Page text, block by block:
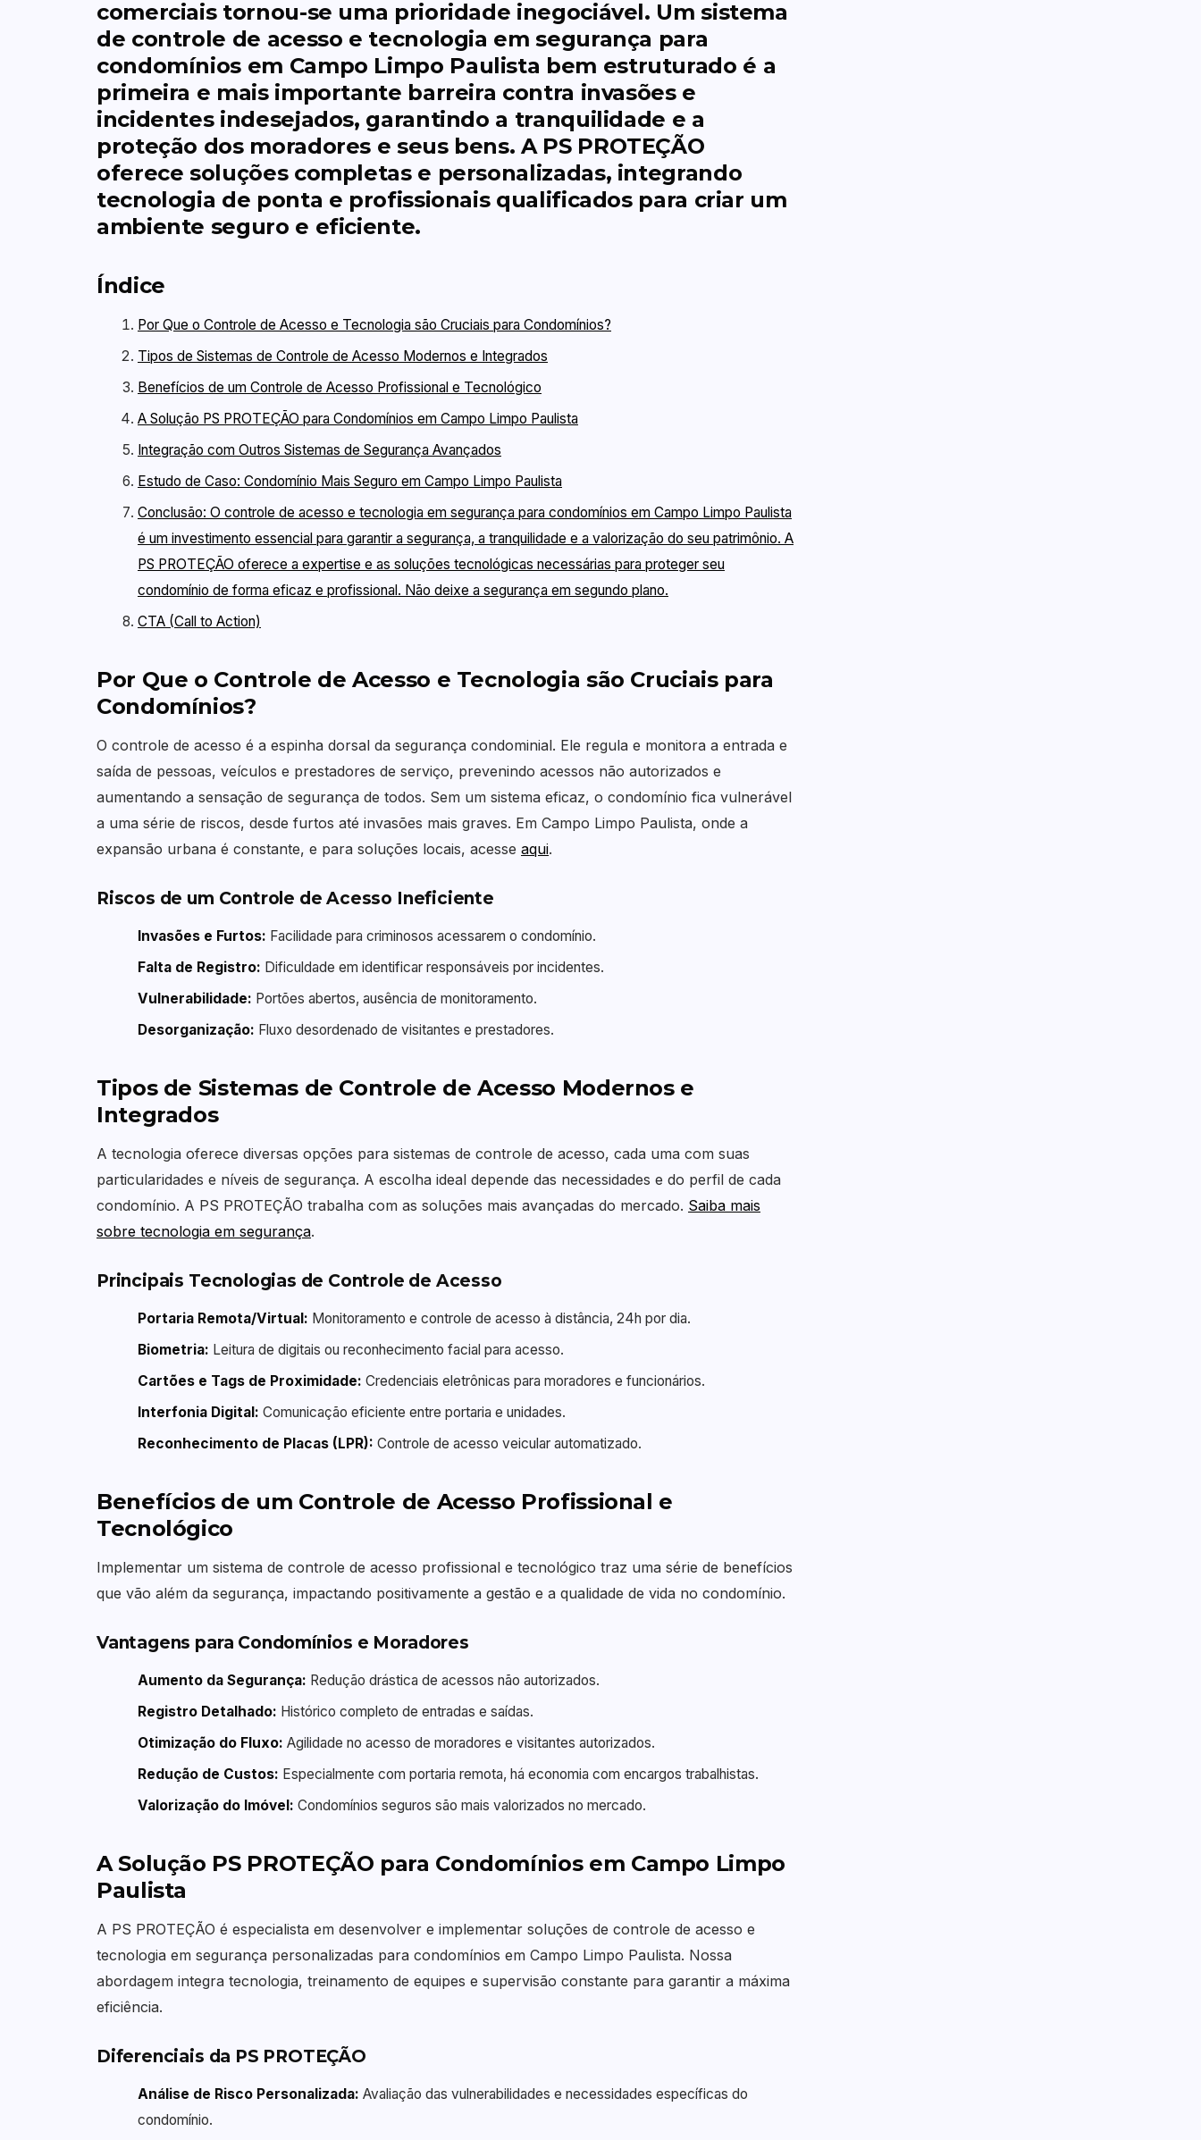
comerciais tornou-se uma prioridade inegociável. Um sistema
de controle de acesso e tecnologia em segurança para
condomínios em Campo Limpo Paulista bem estruturado é a
primeira e mais importante barreira contra invasões e
incidentes indesejados, garantindo a tranquilidade e a
proteção dos moradores e seus bens. A PS PROTEÇÃO
oferece soluções completas e personalizadas, integrando
tecnologia de ponta e profissionais qualificados para criar um
ambiente seguro e eficiente.
Índice
Por Que o Controle de Acesso e Tecnologia são Cruciais para Condomínios?
Tipos de Sistemas de Controle de Acesso Modernos e Integrados
Benefícios de um Controle de Acesso Profissional e Tecnológico
A Solução PS PROTEÇÃO para Condomínios em Campo Limpo Paulista
Integração com Outros Sistemas de Segurança Avançados
Estudo de Caso: Condomínio Mais Seguro em Campo Limpo Paulista
Conclusão: O controle de acesso e tecnologia em segurança para condomínios em Campo Limpo Paulista
é um investimento essencial para garantir a segurança, a tranquilidade e a valorização do seu patrimônio. A
PS PROTEÇÃO oferece a expertise e as soluções tecnológicas necessárias para proteger seu
condomínio de forma eficaz e profissional. Não deixe a segurança em segundo plano.
CTA (Call to Action)
Por Que o Controle de Acesso e Tecnologia são Cruciais para
Condomínios?
O controle de acesso é a espinha dorsal da segurança condominial. Ele regula e monitora a entrada e
saída de pessoas, veículos e prestadores de serviço, prevenindo acessos não autorizados e
aumentando a sensação de segurança de todos. Sem um sistema eficaz, o condomínio fica vulnerável
a uma série de riscos, desde furtos até invasões mais graves. Em Campo Limpo Paulista, onde a
expansão urbana é constante, e para soluções locais, acesse aqui.
Riscos de um Controle de Acesso Ineficiente
Invasões e Furtos: Facilidade para criminosos acessarem o condomínio.
Falta de Registro: Dificuldade em identificar responsáveis por incidentes.
Vulnerabilidade: Portões abertos, ausência de monitoramento.
Desorganização: Fluxo desordenado de visitantes e prestadores.
Tipos de Sistemas de Controle de Acesso Modernos e
Integrados
A tecnologia oferece diversas opções para sistemas de controle de acesso, cada uma com suas
particularidades e níveis de segurança. A escolha ideal depende das necessidades e do perfil de cada
condomínio. A PS PROTEÇÃO trabalha com as soluções mais avançadas do mercado. Saiba mais
sobre tecnologia em segurança.
Principais Tecnologias de Controle de Acesso
Portaria Remota/Virtual: Monitoramento e controle de acesso à distância, 24h por dia.
Biometria: Leitura de digitais ou reconhecimento facial para acesso.
Cartões e Tags de Proximidade: Credenciais eletrônicas para moradores e funcionários.
Interfonia Digital: Comunicação eficiente entre portaria e unidades.
Reconhecimento de Placas (LPR): Controle de acesso veicular automatizado.
Benefícios de um Controle de Acesso Profissional e
Tecnológico
Implementar um sistema de controle de acesso profissional e tecnológico traz uma série de benefícios
que vão além da segurança, impactando positivamente a gestão e a qualidade de vida no condomínio.
Vantagens para Condomínios e Moradores
Aumento da Segurança: Redução drástica de acessos não autorizados.
Registro Detalhado: Histórico completo de entradas e saídas.
Otimização do Fluxo: Agilidade no acesso de moradores e visitantes autorizados.
Redução de Custos: Especialmente com portaria remota, há economia com encargos trabalhistas.
Valorização do Imóvel: Condomínios seguros são mais valorizados no mercado.
A Solução PS PROTEÇÃO para Condomínios em Campo Limpo
Paulista
A PS PROTEÇÃO é especialista em desenvolver e implementar soluções de controle de acesso e
tecnologia em segurança personalizadas para condomínios em Campo Limpo Paulista. Nossa
abordagem integra tecnologia, treinamento de equipes e supervisão constante para garantir a máxima
eficiência.
Diferenciais da PS PROTEÇÃO
Análise de Risco Personalizada: Avaliação das vulnerabilidades e necessidades específicas do
condomínio.